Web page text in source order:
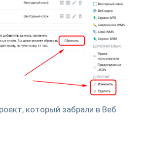
который забрали в Веб